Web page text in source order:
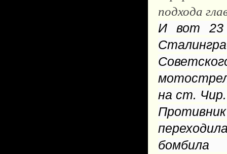
подхода
И вот 23
на ст. Чир.